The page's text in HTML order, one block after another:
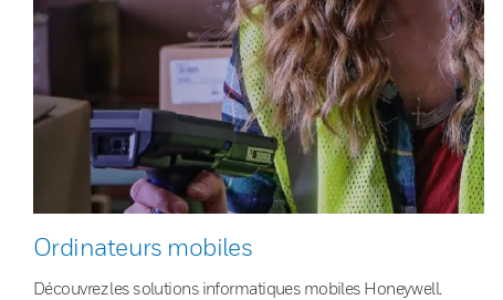
Ordinateurs mobiles
Découvrez les solutions informatiques mobiles Honeywell.